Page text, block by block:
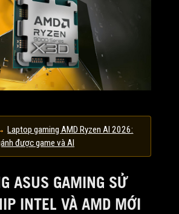
→Laptop gaming AMD Ryzen AI 2026:
được game và AI
ASUS GAMING SỬ
INTEL VÀ AMD MỚI